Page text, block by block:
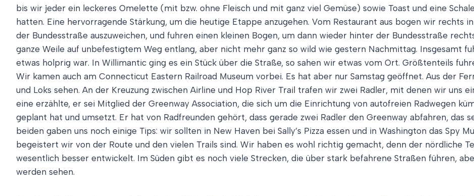
bis wir jeder ein leckeres Omelette (mit bzw. ohne Fleisch und mit ganz viel Gemüse) sowie Toast und eine
hatten. Eine hervorragende Stärkung, um die heutige Etappe anzugehen. Vom Restaurant aus bogen wir rechts
der Bundesstraße auszuweichen, und fuhren einen kleinen Bogen, um dann wieder hinter der Bundesstraße
ganze Weile auf unbefestigtem Weg entlang, aber nicht mehr ganz so wild wie gestern Nachmittag. Insgesamt
etwas holprig war. In Willimantic ging es ein Stück über die Straße, so sahen wir etwas vom Ort. Größtenteils
Wir kamen auch am Connecticut Eastern Railroad Museum vorbei. Es hat aber nur Samstag geöffnet. Aus der
und Loks sehen. An der Kreuzung zwischen Airline und Hop River Trail trafen wir zwei Radler, mit denen wir uns
eine erzählte, er sei Mitglied der Greenway Association, die sich um die Einrichtung von autofreien Radwegen
geplant hat und umsetzt. Er hat von Radfreunden gehört, dass gerade zwei Radler den Greenway abfahren, das
beiden gaben uns noch einige Tips: wir sollten in New Haven bei Sally’s Pizza essen und in Washington das Spy
begeistert wir von der Route und den vielen Trails sind. Wir haben es wohl richtig gemacht, denn der nördliche
wesentlich besser entwickelt. Im Süden gibt es noch viele Strecken, die über stark befahrene Straßen führen,
werden sehen.